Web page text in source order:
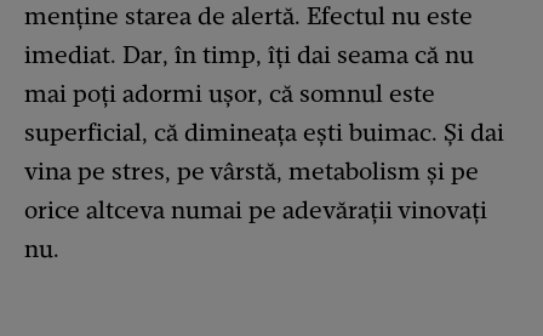
menține starea de alertă. Efectul nu este
imediat. Dar, în timp, îți dai seama că nu
mai poți adormi ușor, că somnul este
superficial, că dimineața ești buimac. Și dai
vina pe stres, pe vârstă, metabolism și pe
orice altceva numai pe adevărații vinovați
nu.